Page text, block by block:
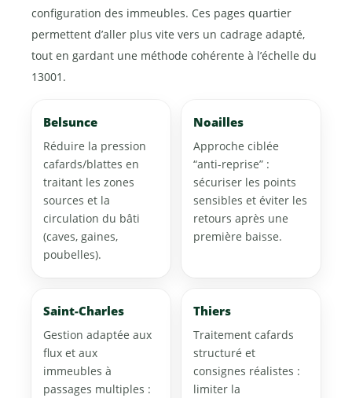
configuration des immeubles. Ces pages quartier
permettent d’aller plus vite vers un cadrage adapté,
tout en gardant une méthode cohérente à l’échelle du
13001.
Belsunce
Réduire la pression
cafards/blattes en
traitant les zones
sources et la
circulation du bâti
(caves, gaines,
poubelles).
Noailles
Approche ciblée
“anti-reprise” :
sécuriser les points
sensibles et éviter les
retours après une
première baisse.
Saint-Charles
Gestion adaptée aux
flux et aux
immeubles à
passages multiples :
Thiers
Traitement cafards
structuré et
consignes réalistes :
limiter la